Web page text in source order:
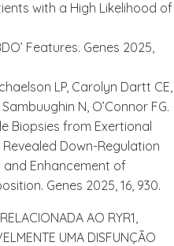
with a High Likelihood of
Features. Genes 2025,
LP, Carolyn Dartt CE,
N, O’Connor FG.
Biopsies from Exertional
Down-Regulation
Enhancement of
Genes 2025, 16, 930.
AO RYR1,
UMA DISFUNÇÃO